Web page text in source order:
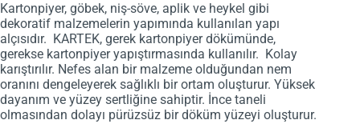
Kartonpiyer, göbek, niş-söve, aplik ve heykel gibi
dekoratif malzemelerin yapımında kullanılan yapı
alçısıdır. KARTEK, gerek kartonpiyer dökümünde,
gerekse kartonpiyer yapıştırmasında kullanılır. Kolay
karıştırılır. Nefes alan bir malzeme olduğundan nem
oranını dengeleyerek sağlıklı bir ortam oluşturur. Yüksek
dayanım ve yüzey sertliğine sahiptir. İnce taneli
olmasından dolayı pürüzsüz bir döküm yüzeyi oluşturur.